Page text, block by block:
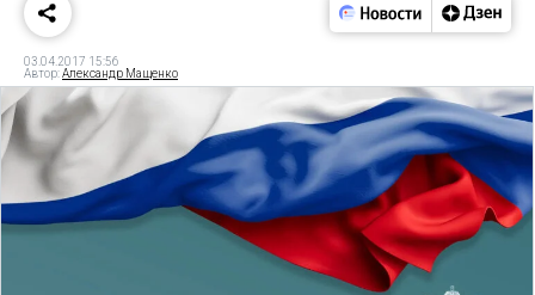
03.04.2017 15:56
Автор:Александр Мащенко